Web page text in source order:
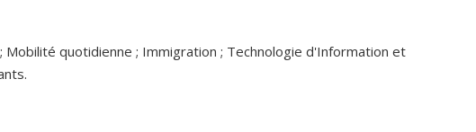
quotidienne ; Immigration ; Technologie d'Information et